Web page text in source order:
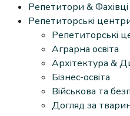
Репетитори & Фахівці
Репетиторські
Репетиторські
Аграрна освіта
Архітектура &
Бізнес-освіта
Військова та
Догляд за